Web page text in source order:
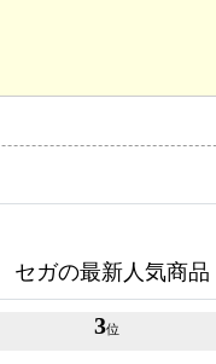
セガの最新人気商品
3位